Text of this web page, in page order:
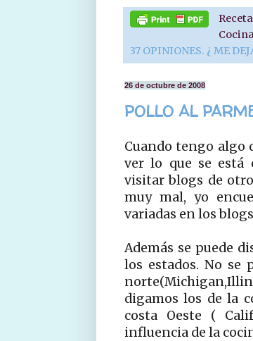
37 OPINIONES. ¿ ME
26 de octubre de 2008
POLLO AL
Cuando tengo algo
ver lo que se está
visitar blogs de
muy mal, yo
variadas en los
Además se puede
los estados. No se
digamos los de la
costa Oeste (
influencia de la